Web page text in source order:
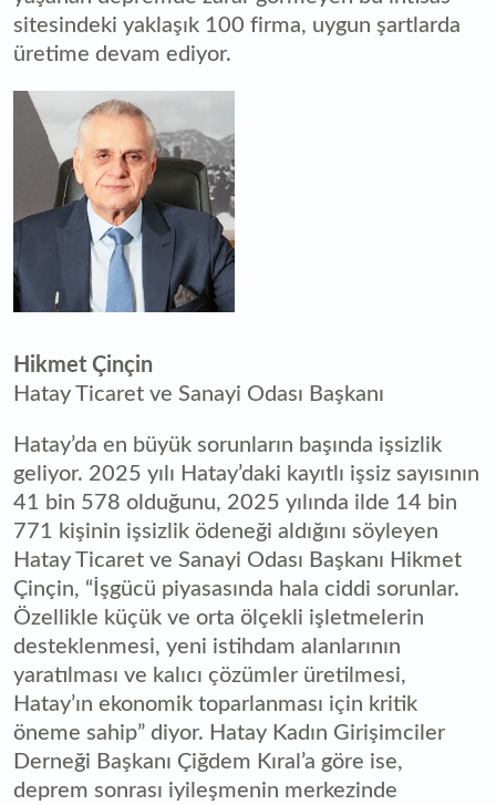
sitesindeki yaklaşık 100 firma, uygun şartlarda
üretime devam ediyor.
Hikmet Çinçin
Hatay Ticaret ve Sanayi Odası Başkanı
Hatay’da en büyük sorunların başında işsizlik
geliyor. 2025 yılı Hatay’daki kayıtlı işsiz sayısının
41 bin 578 olduğunu, 2025 yılında ilde 14 bin
771 kişinin işsizlik ödeneği aldığını söyleyen
Hatay Ticaret ve Sanayi Odası Başkanı Hikmet
Çinçin, “İşgücü piyasasında hala ciddi sorunlar.
Özellikle küçük ve orta ölçekli işletmelerin
desteklenmesi, yeni istihdam alanlarının
yaratılması ve kalıcı çözümler üretilmesi,
Hatay’ın ekonomik toparlanması için kritik
öneme sahip” diyor. Hatay Kadın Girişimciler
Derneği Başkanı Çiğdem Kıral’a göre ise,
deprem sonrası iyileşmenin merkezinde